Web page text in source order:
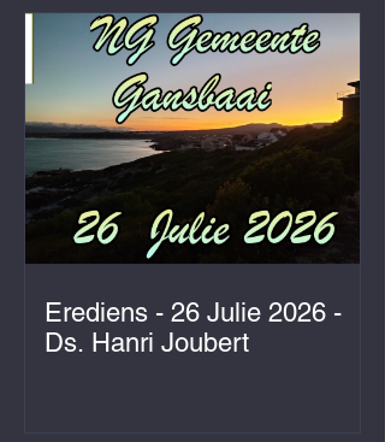
Erediens - 26 Julie 2026 -
Ds. Hanri Joubert